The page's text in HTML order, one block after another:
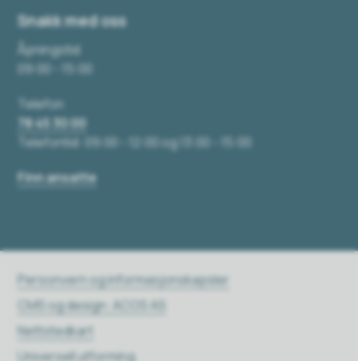
Snakk med oss
Åpningstid
09:00 - 15:00
Telefon
78 45 30 00
Telefontid: 09:00 - 12:00 og 13:00 - 15:00
Finn ansatte
Personvern og informasjonskapsler
CMS og design: ACOS AS
Nettstedkart
Universell utforming